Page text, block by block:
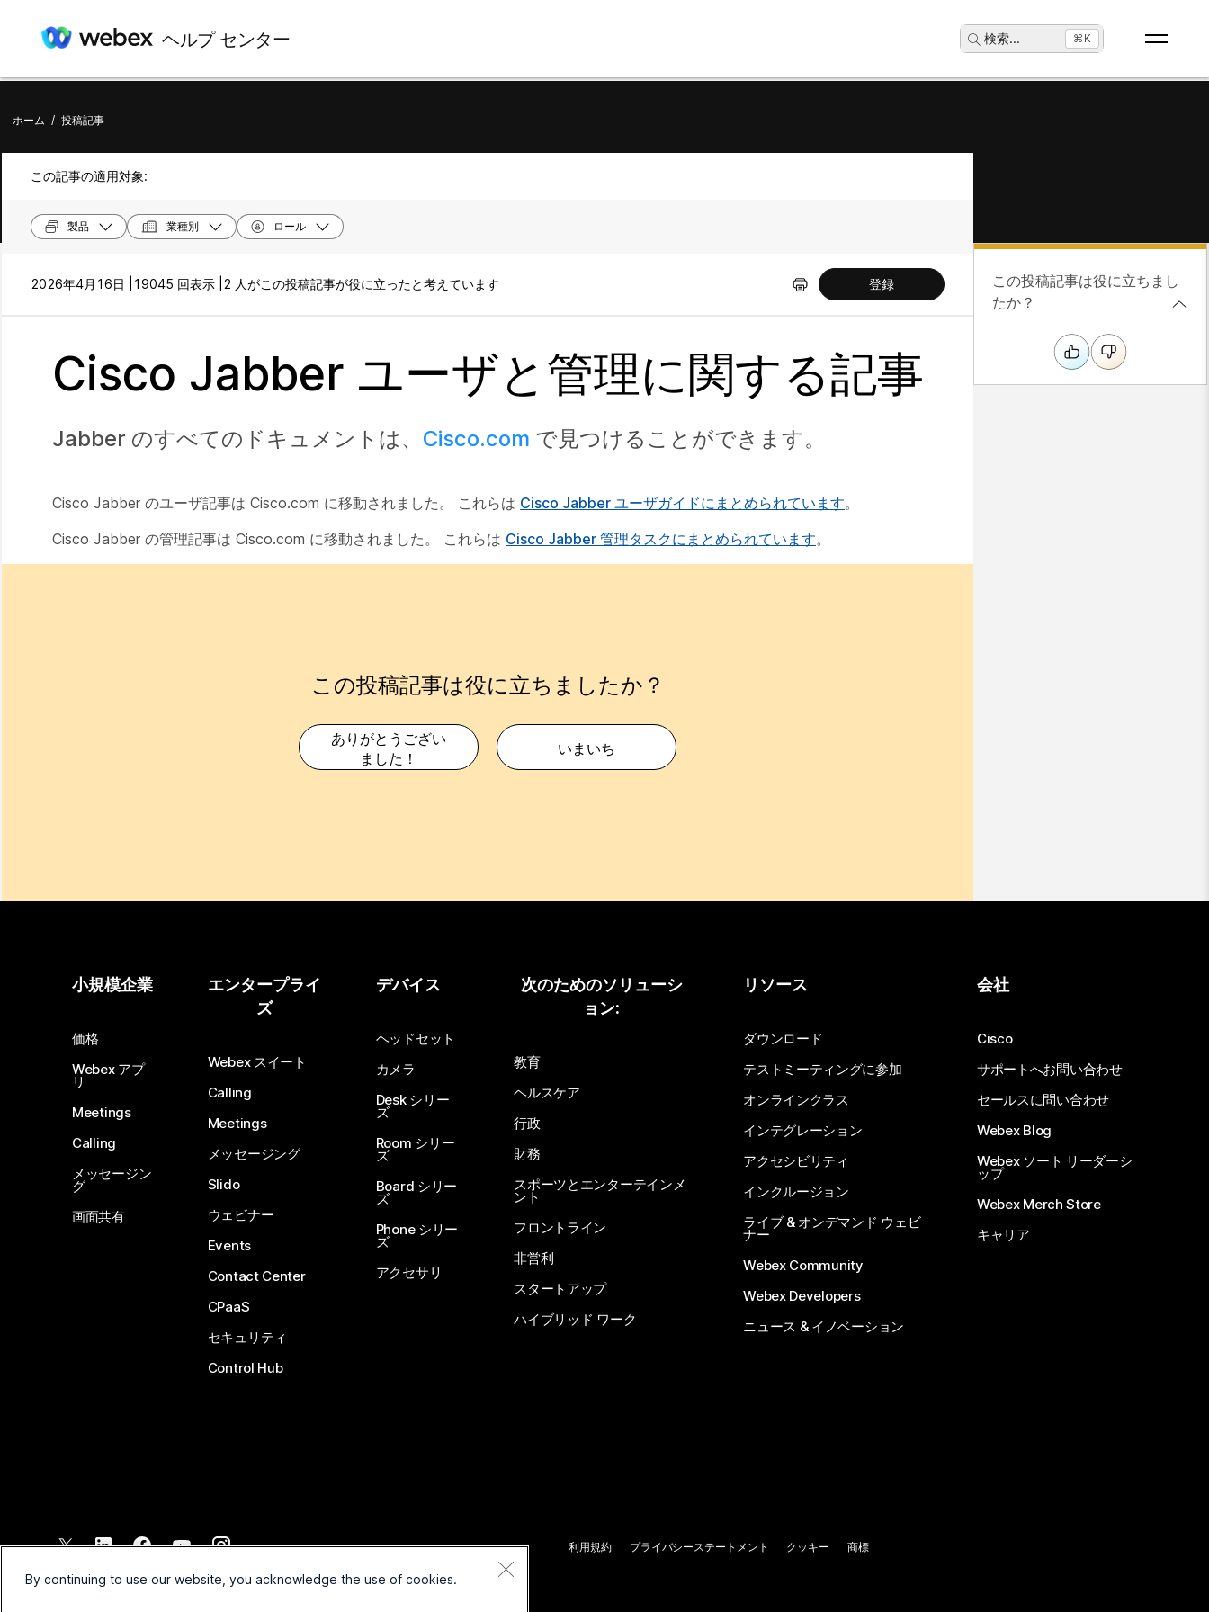
ヘルプ センター 検索... ⌘K
ホーム / 投稿記事
この記事の適用対象:
製品 業種別 ロール
2026年4月16日 | 19045 回表示 | 2 人がこの投稿記事が役に立ったと考えています 登録
Cisco Jabber ユーザと管理に関する記事
Jabber のすべてのドキュメントは、 Cisco.com で見つけることができます。
Cisco Jabber のユーザ記事は Cisco.com に移動されました。 これらは Cisco Jabber ユーザガイドにまとめられています。
Cisco Jabber の管理記事は Cisco.com に移動されました。 これらは Cisco Jabber 管理タスクにまとめられています。
この投稿記事は役に立ちましたか？
ありがとうござい
ました！
いまいち
この投稿記事は役に立ちまし
たか？
小規模企業
価格
Webex アプ
リ
Meetings
Calling
メッセージン
グ
画面共有
エンタープライ
ズ
Webex スイート
Calling
Meetings
メッセージング
Slido
ウェビナー
Events
Contact Center
CPaaS
セキュリティ
Control Hub
デバイス
ヘッドセット
カメラ
Desk シリー
ズ
Room シリー
ズ
Board シリー
ズ
Phone シリー
ズ
アクセサリ
次のためのソリューシ
ョン:
教育
ヘルスケア
行政
財務
スポーツとエンターテインメ
ント
フロントライン
非営利
スタートアップ
ハイブリッド ワーク
リソース
ダウンロード
テストミーティングに参加
オンラインクラス
インテグレーション
アクセシビリティ
インクルージョン
ライブ & オンデマンド ウェビ
ナー
Webex Community
Webex Developers
ニュース & イノベーション
会社
Cisco
サポートへお問い合わせ
セールスに問い合わせ
Webex Blog
Webex ソート リーダーシ
ップ
Webex Merch Store
キャリア
2026 Cisco and/or its affiliates. All rights reserved.
利用規約 プライバシーステートメント クッキー 商標
By continuing to use our website, you acknowledge the use of cookies.